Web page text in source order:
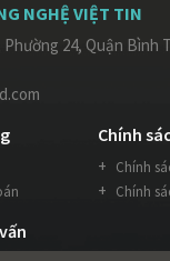
NGHỆ VIỆT TIN
24, Quận Bình
Chính
Chính
Chính